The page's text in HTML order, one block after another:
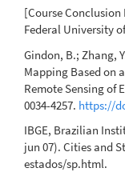
[Course
Federal University
Gindon, B.; Zhang,
Mapping Based on
Remote Sensing of
0034-4257. https://
IBGE, Brazilian
jun 07). Cities and
estados/sp.html.